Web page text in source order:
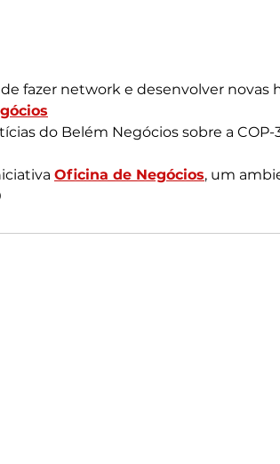
fazer network e desenvolver novas
do Belém Negócios sobre a COP-
Oficina de Negócios, um